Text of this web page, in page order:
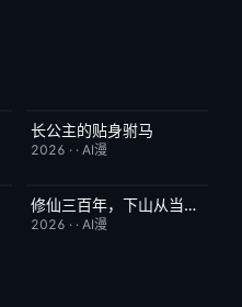
完结
长公主的贴身驸马
2026 · · AI漫
完结 5.0修仙三百年，下山从当奶爸开始
2026 · · AI漫